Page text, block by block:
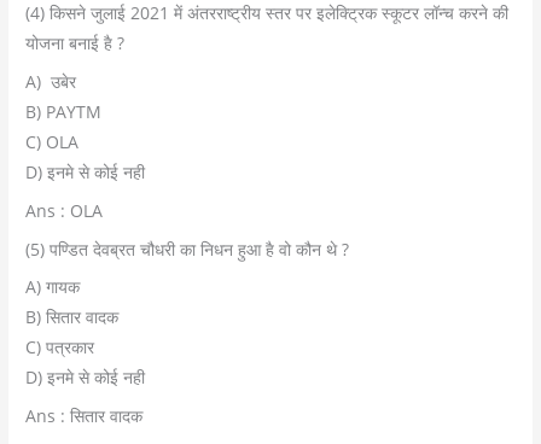
(4) किसने जुलाई 2021 में अंतरराष्ट्रीय स्तर पर इलेक्ट्रिक स्कूटर लॉन्च करने की
योजना बनाई है ?
A) उबेर
B) PAYTM
C) OLA
D) इनमे से कोई नही
Ans : OLA
(5) पण्डित देवब्रत चौधरी का निधन हुआ है वो कौन थे ?
A) गायक
B) सितार वादक
C) पत्रकार
D) इनमे से कोई नही
Ans : सितार वादक